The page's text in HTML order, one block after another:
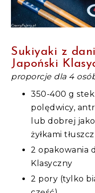
Sukiyaki z
Japoński
proporcje dla 4
350-400 g
polędwicy,
lub dobrej
żyłkami
2 opakowania
Klasyczny
2 pory (tylko